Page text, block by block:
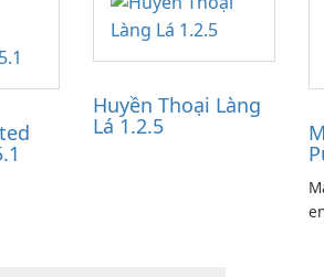
Huyền Thoại Làng
Lá 1.2.5